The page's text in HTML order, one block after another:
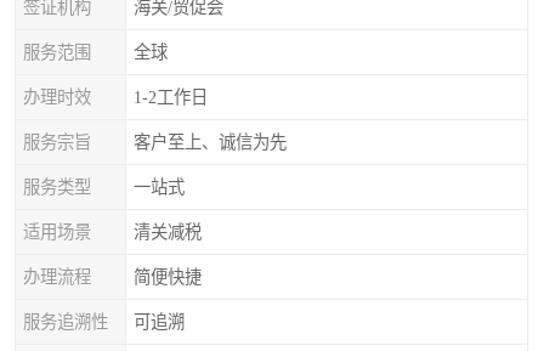
签证机构 海关/贸促会
服务范围 全球
办理时效 1-2工作日
服务宗旨 客户至上、诚信为先
服务类型 一站式
适用场景 清关减税
办理流程 简便快捷
服务追溯性 可追溯